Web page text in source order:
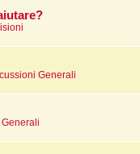
Generali